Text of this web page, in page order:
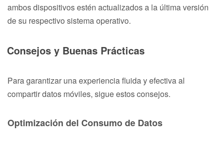
ambos dispositivos estén actualizados a la última versión
de su respectivo sistema operativo.
Consejos y Buenas Prácticas
Para garantizar una experiencia fluida y efectiva al
compartir datos móviles, sigue estos consejos.
Optimización del Consumo de Datos